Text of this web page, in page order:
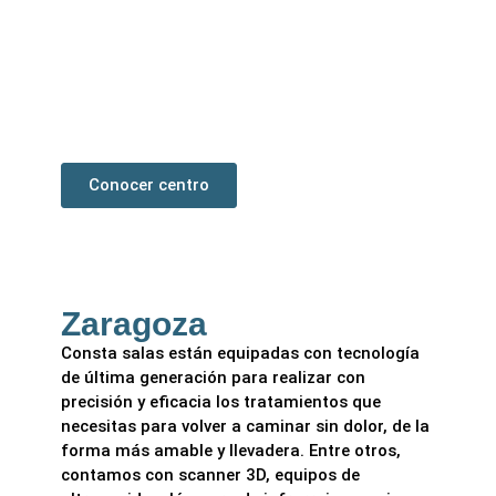
Conocer centro
Zaragoza
Consta salas están equipadas con tecnología
de última generación para realizar con
precisión y eficacia los tratamientos que
necesitas para volver a caminar sin dolor, de la
forma más amable y llevadera. Entre otros,
contamos con scanner 3D, equipos de